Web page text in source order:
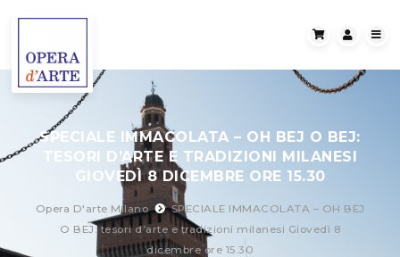
SPECIALE IMMACOLATA – OH BEJ O BEJ:
TESORI D’ARTE E TRADIZIONI MILANESI
GIOVEDÌ 8 DICEMBRE ORE 15.30
Opera D'arte Milano
SPECIALE IMMACOLATA – OH BEJ
O BEJ: tesori d’arte e tradizioni milanesi Giovedì 8
dicembre ore 15.30